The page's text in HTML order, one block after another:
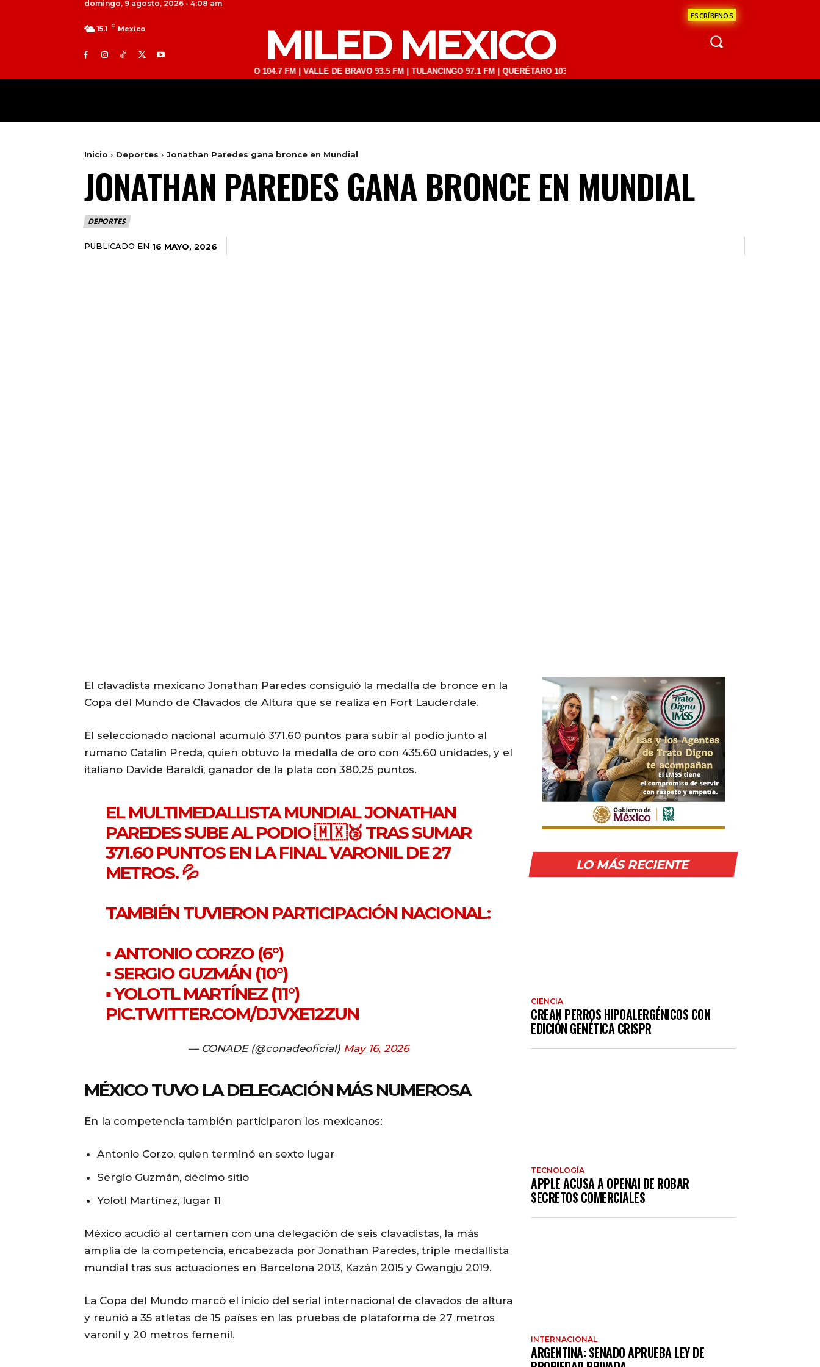
domingo, 9 agosto, 2026 - 4:08 am
ESCRÍBENOS
15.1 C Mexico MILED MEXICO
TOLUCA 98.9 FM | ATLACOMULCO 104.7 FM | VALLE DE BRAVO 93.5 FM | TULANCINGO 97.1 FM | QUERÉTARO 103.1 FM | SAN JUAN DEL RÍO 93.1 FM | GUADALAJARA 1510 AM | LA
Inicio Deportes Jonathan Paredes gana bronce en Mundial
JONATHAN PAREDES GANA BRONCE EN MUNDIAL
DEPORTES
PUBLICADO EN 16 MAYO, 2026
El clavadista mexicano Jonathan Paredes consiguió la medalla de bronce en la
Copa del Mundo de Clavados de Altura que se realiza en Fort Lauderdale.
El seleccionado nacional acumuló 371.60 puntos para subir al podio junto al
rumano Catalin Preda, quien obtuvo la medalla de oro con 435.60 unidades, y el
italiano Davide Baraldi, ganador de la plata con 380.25 puntos.
EL MULTIMEDALLISTA MUNDIAL JONATHAN
PAREDES SUBE AL PODIO 🇲🇽🥉 TRAS SUMAR
371.60 PUNTOS EN LA FINAL VARONIL DE 27
METROS. 💦
TAMBIÉN TUVIERON PARTICIPACIÓN NACIONAL:
▪️ ANTONIO CORZO (6°)
▪️ SERGIO GUZMÁN (10°)
▪️ YOLOTL MARTÍNEZ (11°)
PIC.TWITTER.COM/DJVXE12ZUN
— CONADE (@conadeoficial) May 16, 2026
MÉXICO TUVO LA DELEGACIÓN MÁS NUMEROSA
En la competencia también participaron los mexicanos:
Antonio Corzo, quien terminó en sexto lugar
Sergio Guzmán, décimo sitio
Yolotl Martínez, lugar 11
México acudió al certamen con una delegación de seis clavadistas, la más
amplia de la competencia, encabezada por Jonathan Paredes, triple medallista
mundial tras sus actuaciones en Barcelona 2013, Kazán 2015 y Gwangju 2019.
La Copa del Mundo marcó el inicio del serial internacional de clavados de altura
y reunió a 35 atletas de 15 países en las pruebas de plataforma de 27 metros
varonil y 20 metros femenil.
LO MÁS RECIENTE
CIENCIA
CREAN PERROS HIPOALERGÉNICOS CON
EDICIÓN GENÉTICA CRISPR
TECNOLOGÍA
APPLE ACUSA A OPENAI DE ROBAR
SECRETOS COMERCIALES
INTERNACIONAL
ARGENTINA: SENADO APRUEBA LEY DE